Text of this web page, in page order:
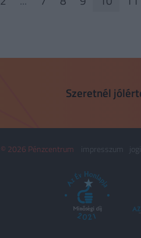
Szeretnél
© 2026 Pénzcentrum impresszum